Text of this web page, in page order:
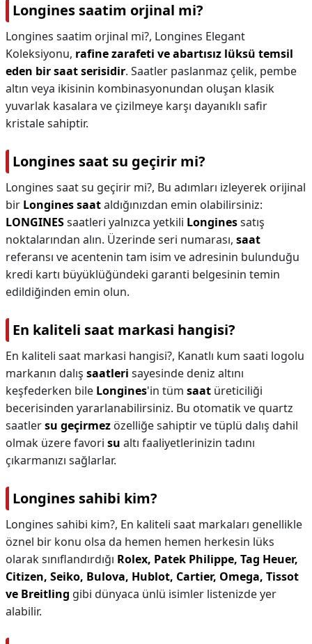
Longines saatim orjinal mi?
Longines saatim orjinal mi?, Longines Elegant
Koleksiyonu, rafine zarafeti ve abartısız lüksü temsil
eden bir saat serisidir. Saatler paslanmaz çelik, pembe
altın veya ikisinin kombinasyonundan oluşan klasik
yuvarlak kasalara ve çizilmeye karşı dayanıklı safir
kristale sahiptir.
Longines saat su geçirir mi?
Longines saat su geçirir mi?, Bu adımları izleyerek orijinal
bir Longines saataldığınızdan emin olabilirsiniz:
LONGINESsaatleri yalnızca yetkili Longinessatış
noktalarından alın. Üzerinde seri numarası, saat
referansı ve acentenin tam isim ve adresinin bulunduğu
kredi kartı büyüklüğündeki garanti belgesinin temin
edildiğinden emin olun.
En kaliteli saat markasi hangisi?
En kaliteli saat markasi hangisi?, Kanatlı kum saati logolu
markanın dalış saatleri sayesinde deniz altını
keşfederken bile Longines'in tüm saat üreticiliği
becerisinden yararlanabilirsiniz. Bu otomatik ve quartz
saatlersu geçirmez özelliğe sahiptir ve tüplü dalış dahil
olmak üzere favori su altı faaliyetlerinizin tadını
çıkarmanızı sağlarlar.
Longines sahibi kim?
Longines sahibi kim?, En kaliteli saat markaları genellikle
öznel bir konu olsa da hemen hemen herkesin lüks
olarak sınıflandırdığı Rolex, Patek Philippe, Tag Heuer,
Citizen, Seiko, Bulova, Hublot, Cartier, Omega, Tissot
ve Breitling gibi dünyaca ünlü isimler listenizde yer
alabilir.